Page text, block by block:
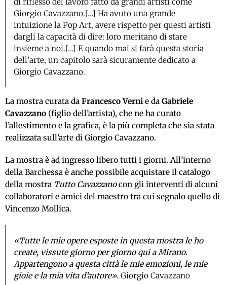
Giorgio Cavazzano.[…] Ha avuto una grande
intuizione la Pop Art, avere rispetto per questi artisti
dargli la capacità di dire: loro meritano di stare
insieme a noi.[…] E quando mai si farà questa storia
dell’arte, un capitolo sarà sicuramente dedicato a
Giorgio Cavazzano.
La mostra curata da Francesco Verni e da Gabriele
Cavazzano (figlio dell’artista), che ne ha curato
l’allestimento e la grafica, è la più completa che sia stata
realizzata sull’arte di Giorgio Cavazzano.
La mostra è ad ingresso libero tutti i giorni. All’interno
della Barchessa è anche possibile acquistare il catalogo
della mostra Tutto Cavazzanocon gli interventi di alcuni
collaboratori e amici del maestro tra cui segnalo quello di
Vincenzo Mollica.
«Tutte le mie opere esposte in questa mostra le ho
create, vissute giorno per giorno qui a Mirano.
Appartengono a questa città le mie emozioni, le mie
gioie e la mia vita d’autore». Giorgio Cavazzano